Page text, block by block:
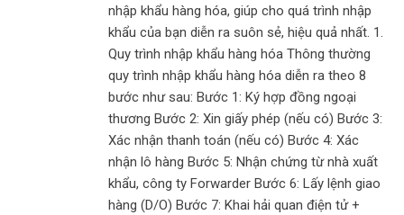
nhập khẩu hàng hóa, giúp cho quá trình nhập
khẩu của bạn diễn ra suôn sẻ, hiệu quả nhất. 1.
Quy trình nhập khẩu hàng hóa Thông thường
quy trình nhập khẩu hàng hóa diễn ra theo 8
bước như sau: Bước 1: Ký hợp đồng ngoại
thương Bước 2: Xin giấy phép (nếu có) Bước 3:
Xác nhận thanh toán (nếu có) Bước 4: Xác
nhận lô hàng Bước 5: Nhận chứng từ nhà xuất
khẩu, công ty Forwarder Bước 6: Lấy lệnh giao
hàng (D/O) Bước 7: Khai hải quan điện tử +